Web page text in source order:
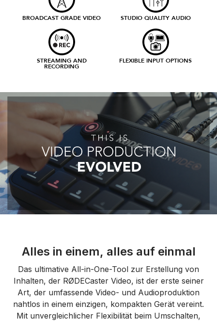
BROADCAST GRADE VIDEO STUDIO QUALITY AUDIO
STREAMING AND
RECORDING
FLEXIBLE INPUT OPTIONS
Alles in einem, alles auf einmal
Das ultimative All-in-One-Tool zur Erstellung von
Inhalten, der RØDECaster Video, ist der erste seiner
Art, der umfassende Video- und Audioproduktion
nahtlos in einem einzigen, kompakten Gerät vereint.
Mit unvergleichlicher Flexibilität beim Umschalten,